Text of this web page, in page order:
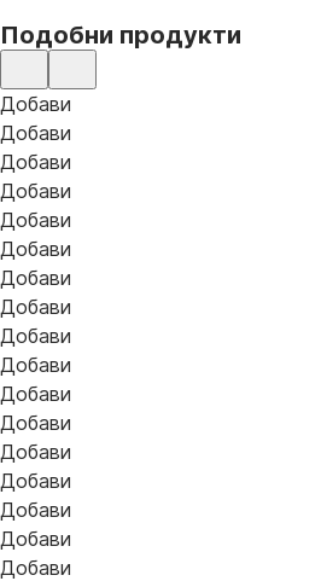
Подобни продукти
Добави
Добави
Добави
Добави
Добави
Добави
Добави
Добави
Добави
Добави
Добави
Добави
Добави
Добави
Добави
Добави
Добави